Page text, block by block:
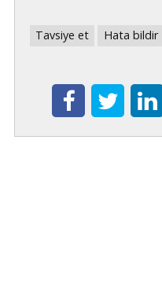
Tavsiye et Hata bildir